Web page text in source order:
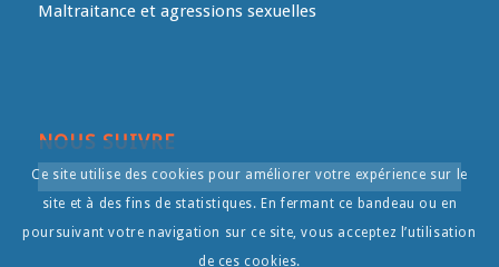
Maltraitance et agressions sexuelles
NOUS SUIVRE
Ce site utilise des cookies pour améliorer votre expérience sur le
site et à des fins de statistiques. En fermant ce bandeau ou en
poursuivant votre navigation sur ce site, vous acceptez l’utilisation
de ces cookies.